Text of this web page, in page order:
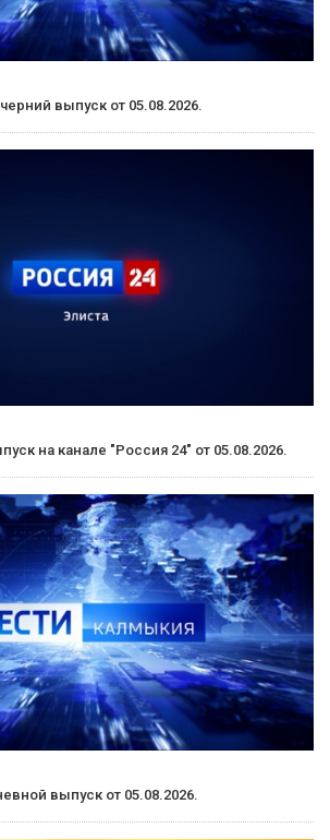
выпуск от 05.08.2026.
на канале "Россия 24" от 05.08.2026.
выпуск от 05.08.2026.